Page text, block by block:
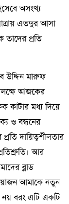
অসংখ্য
এতদুর আসা
তাদের প্রতি
উদ্দিন মারুফ
আজকের
কাটার মধ্য দিয়ে
ও বন্ধনের
দায়িত্বশীলতার
আর
ব্লাড
আমাকে নতুন
বরং এটি একটি